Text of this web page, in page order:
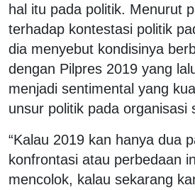
hal itu pada politik. Menurut
terhadap kontestasi politik
dia menyebut kondisinya
dengan Pilpres 2019 yang
menjadi sentimental yang
unsur politik pada organisasi
“Kalau 2019 kan hanya dua
konfrontasi atau perbedaan
mencolok, kalau sekarang